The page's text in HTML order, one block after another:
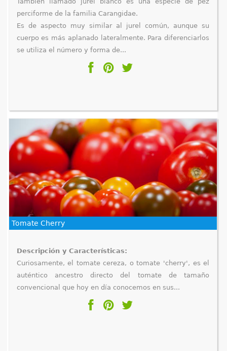
perciforme de la familia Carangidae.
Es de aspecto muy similar al jurel común, aunque su
cuerpo es más aplanado lateralmente. Para diferenciarlos
se utiliza el número y forma de...
Tomate Cherry
Descripción y Características:
Curiosamente, el tomate cereza, o tomate 'cherry', es el
auténtico ancestro directo del tomate de tamaño
convencional que hoy en día conocemos en sus...